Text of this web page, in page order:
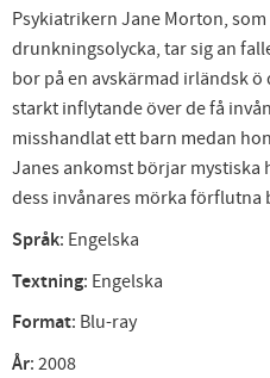
Psykiatrikern Jane Morton,
drunkningsolycka, tar sig an
bor på en avskärmad irländsk
starkt inflytande över de få
misshandlat ett barn medan
Janes ankomst börjar mystiska
dess invånares mörka förflutna
Språk: Engelska
Textning: Engelska
Format: Blu-ray
År: 2008